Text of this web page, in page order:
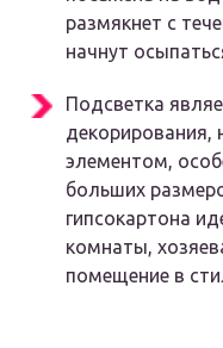
размякнет с
начнут
Подсветка
декорирования,
элементом,
больших
гипсокартона
комнаты,
помещение в